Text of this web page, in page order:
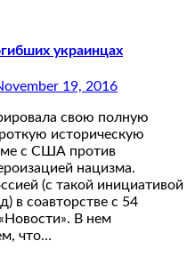
украинцах
19, 2016
свою полную
историческую
с США против
нацизма.
(с такой инициативой
в соавторстве с 54
В нем
что…